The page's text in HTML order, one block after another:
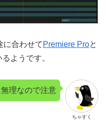
に合わせて Premiere Proと
ようです。
ちゃすく
理なので注意